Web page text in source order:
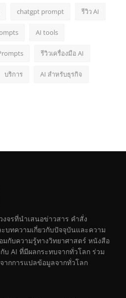
chatgpt prompt รีวิว AI
AI tools
รีวิวเครื่องมือ AI
บริการ AI สำหรับธุรกิจ
จรที่นำเสนอข่าวสาร คำสั่ง
บทความเกี่ยวกับปัจจุบันและความ
มกับความรู้ทางวิทยาศาสตร์ หนังสือ
บ AI ที่มีผลกระทบจากทั่วโลก ร่วม
ากการแปลข้อมูลจากทั่วโลก